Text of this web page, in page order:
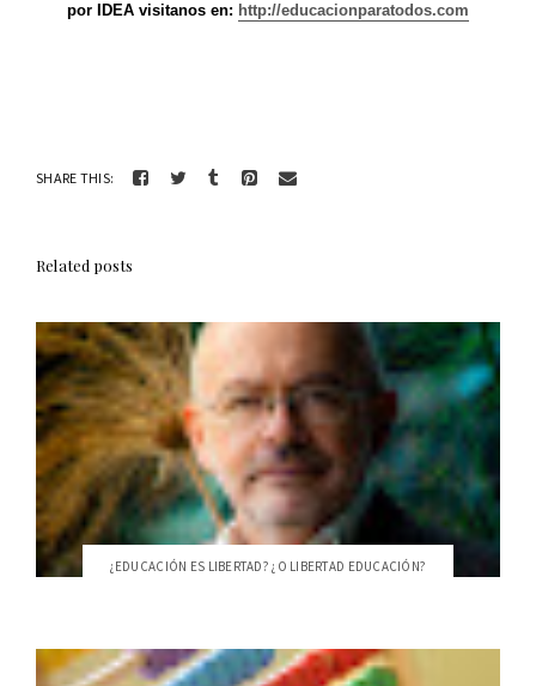
por IDEA visitanos en: http://educacionparatodos.com
SHARE THIS:
Related posts
¿EDUCACIÓN ES LIBERTAD? ¿O LIBERTAD EDUCACIÓN?